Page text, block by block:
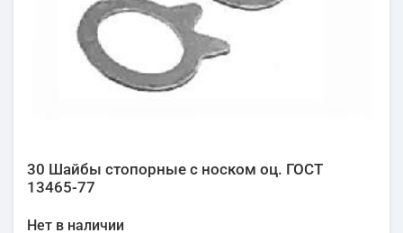
30 Шайбы стопорные с носком оц. ГОСТ
13465-77
Нет в наличии